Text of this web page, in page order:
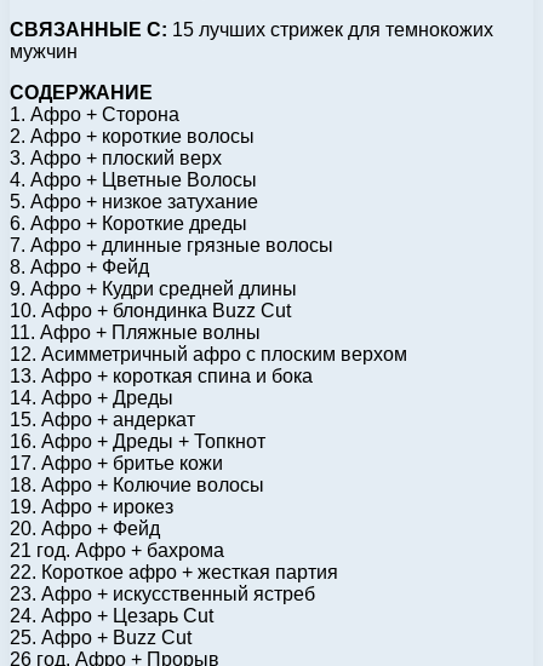
СВЯЗАННЫЕ С: 15 лучших стрижек для темнокожих
мужчин
СОДЕРЖАНИЕ
1. Афро + Сторона
2. Афро + короткие волосы
3. Афро + плоский верх
4. Афро + Цветные Волосы
5. Афро + низкое затухание
6. Афро + Короткие дреды
7. Афро + длинные грязные волосы
8. Афро + Фейд
9. Афро + Кудри средней длины
10. Афро + блондинка Buzz Cut
11. Афро + Пляжные волны
12. Асимметричный афро с плоским верхом
13. Афро + короткая спина и бока
14. Афро + Дреды
15. Афро + андеркат
16. Афро + Дреды + Топкнот
17. Афро + бритье кожи
18. Афро + Колючие волосы
19. Афро + ирокез
20. Афро + Фейд
21 год. Афро + бахрома
22. Короткое афро + жесткая партия
23. Афро + искусственный ястреб
24. Афро + Цезарь Cut
25. Афро + Buzz Cut
26 год. Афро + Прорыв